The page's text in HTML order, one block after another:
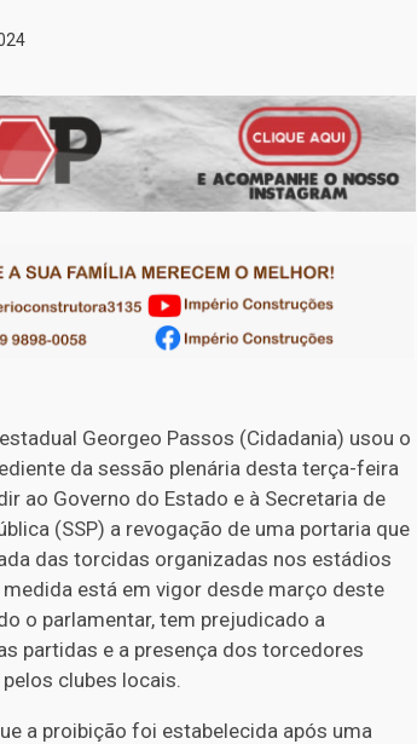
Georgeo Passos (Cidadania) usou o
da sessão plenária desta terça-feira
ao Governo do Estado e à Secretaria de
(SSP) a revogação de uma portaria que
das torcidas organizadas nos estádios
está em vigor desde março deste
o parlamentar, tem prejudicado a
partidas e a presença dos torcedores
clubes locais.
a proibição foi estabelecida após uma